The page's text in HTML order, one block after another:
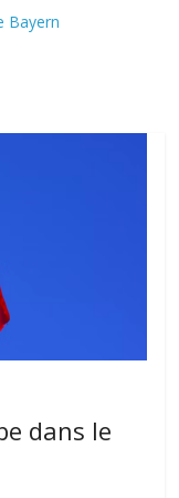
Bayern
dans le